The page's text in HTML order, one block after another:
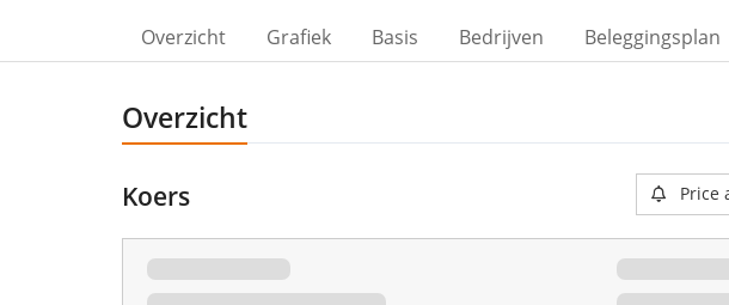
Overzicht Grafiek Basis Bedrijven Beleggingsplan
Overzicht
Koers Price